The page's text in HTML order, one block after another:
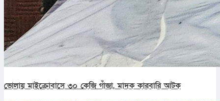
ভোলায় মাইক্রোবাসে ৩০ কেজি গাঁজা, মাদক কারবারি আটক